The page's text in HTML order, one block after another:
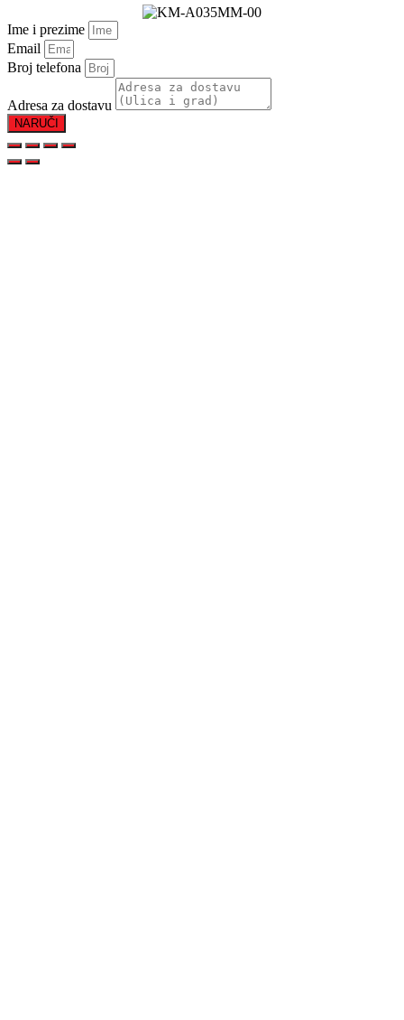
Ime i prezime
Email
Broj telefona
Adresa za dostavu
NARUČI